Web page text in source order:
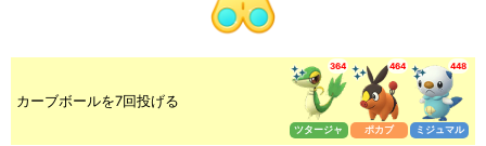
カーブボールを7回投げる
364
ツタージャ
464
ポカブ
448
ミジュマル